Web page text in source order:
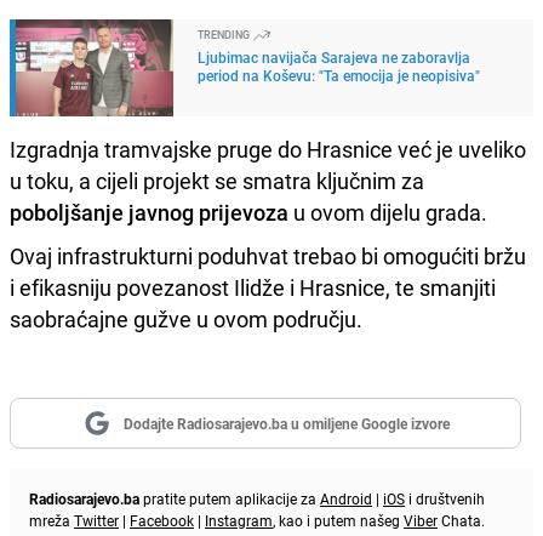
TRENDING
Ljubimac navijača Sarajeva ne zaboravlja
period na Koševu: "Ta emocija je neopisiva"
Izgradnja tramvajske pruge do Hrasnice već je uveliko
u toku, a cijeli projekt se smatra ključnim za
poboljšanje javnog prijevoza u ovom dijelu grada.
Ovaj infrastrukturni poduhvat trebao bi omogućiti bržu
i efikasniju povezanost Ilidže i Hrasnice, te smanjiti
saobraćajne gužve u ovom području.
Dodajte Radiosarajevo.ba u omiljene Google izvore
Radiosarajevo.bapratite putem aplikacije za Android | iOS i društvenih
mreža Twitter | Facebook | Instagram, kao i putem našeg ViberChata.